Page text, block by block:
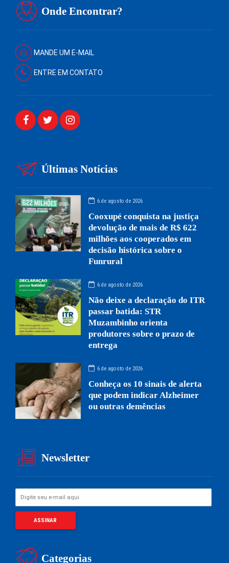
Onde Encontrar?
MANDE UM E-MAIL
ENTRE EM CONTATO
Últimas Notícias
6 de agosto de 2026
Cooxupé conquista na justiça
devolução de mais de R$ 622
milhões aos cooperados em
decisão histórica sobre o
Funrural
6 de agosto de 2026
Não deixe a declaração do ITR
passar batida: STR
Muzambinho orienta
produtores sobre o prazo de
entrega
6 de agosto de 2026
Conheça os 10 sinais de alerta
que podem indicar Alzheimer
ou outras demências
Newsletter
Categorias